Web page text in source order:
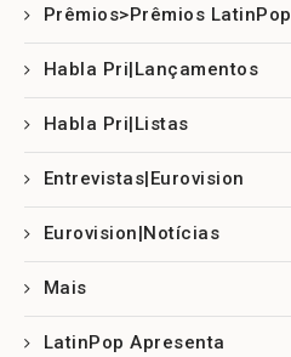
Prêmios>Prêmios LatinPop
Habla Pri|Lançamentos
Habla Pri|Listas
Entrevistas|Eurovision
Eurovision|Notícias
Mais
LatinPop Apresenta